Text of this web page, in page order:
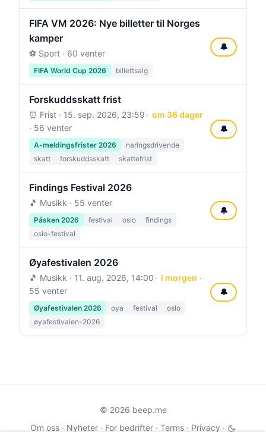
FIFA VM 2026: Nye billetter til Norges
kamper
⚽ Sport · 60 venter
FIFA World Cup 2026 billettsalg
🔔
Forskuddsskatt frist
⏰ Frist · 15. sep. 2026, 23:59
om 36 dager
· 56 venter
A-meldingsfrister 2026
naringsdrivende
skatt
forskuddsskatt skattefrist
🔔
Findings Festival 2026
🎵 Musikk · 55 venter
Påsken 2026 festival oslo
findings
oslo-festival
🔔
Øyafestivalen 2026
🎵 Musikk · 11. aug. 2026, 14:00 i morgen ·
55 venter
Øyafestivalen 2026 oya festival
oslo
øyafestivalen-2026
🔔
© 2026 beep.me
Om oss · Nyheter · For bedrifter · Terms · Privacy ·